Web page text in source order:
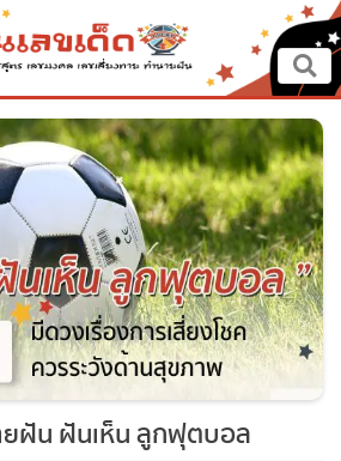
×
ฝัน ฝันเห็น ลูกฟุตบอล